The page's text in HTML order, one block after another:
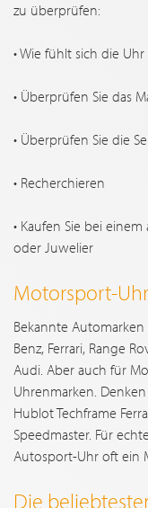
zu überprüfen:
• Wie fühlt sich die
• Überprüfen Sie das
• Überprüfen Sie die
• Recherchieren
• Kaufen Sie bei
oder Juwelier
Motorsport-
Bekannte
Benz, Ferrari, Range
Audi. Aber auch für
Uhrenmarken.
Hublot Techframe
Speedmaster. Für
Autosport-Uhr oft ein
Die